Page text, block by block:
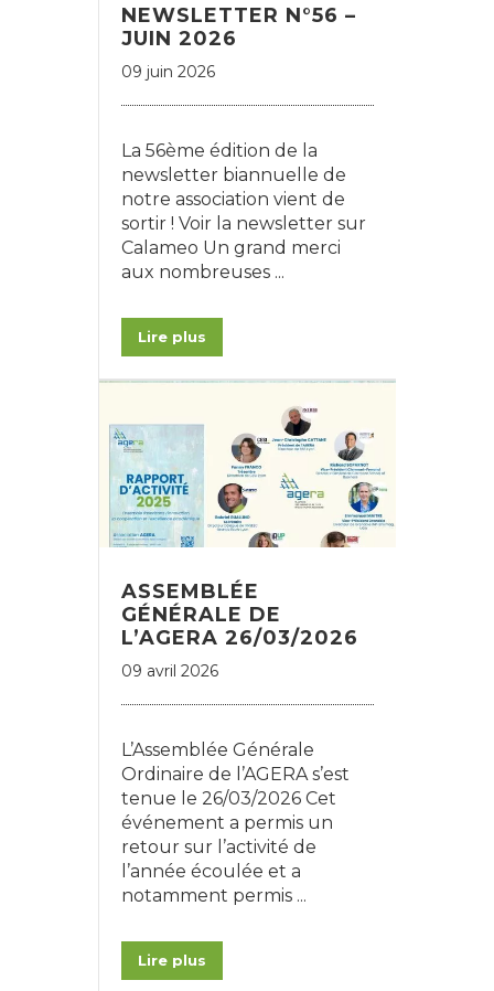
NEWSLETTER N°56 –
JUIN 2026
09 juin 2026
La 56ème édition de la
newsletter biannuelle de
notre association vient de
sortir ! Voir la newsletter sur
Calameo Un grand merci
aux nombreuses ...
Lire plus
ASSEMBLÉE
GÉNÉRALE DE
L’AGERA 26/03/2026
09 avril 2026
L’Assemblée Générale
Ordinaire de l’AGERA s’est
tenue le 26/03/2026 Cet
événement a permis un
retour sur l’activité de
l’année écoulée et a
notamment permis ...
Lire plus